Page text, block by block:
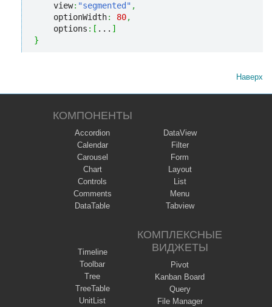
    view
: "segmented" ,
    optionWidth
: 80,
    options
: [ ... ]
}
Наверх
КОМПОНЕНТЫ
Accordion
Calendar
Carousel
Chart
Controls
Comments
DataTable
DataView
Filter
Form
Layout
List
Menu
Tabview
Timeline
Toolbar
Tree
TreeTable
UnitList
КОМПЛЕКСНЫЕ
ВИДЖЕТЫ
Pivot
Kanban Board
Query
File Manager